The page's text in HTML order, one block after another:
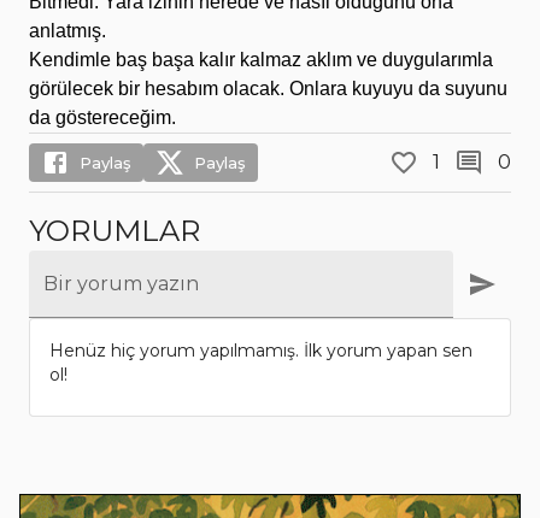
anlatmış.
Kendimle baş başa kalır kalmaz aklım ve duygularımla
görülecek bir hesabım olacak. Onlara kuyuyu da suyunu
da göstereceğim.
Paylaş Paylaş 1 0
YORUMLAR
Bir yorum yazın
Henüz hiç yorum yapılmamış. İlk yorum yapan sen
ol!